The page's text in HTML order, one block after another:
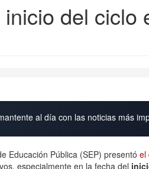
del ciclo
al día con las noticias más
Educación Pública (SEP) presentó el
especialmente en la fecha del